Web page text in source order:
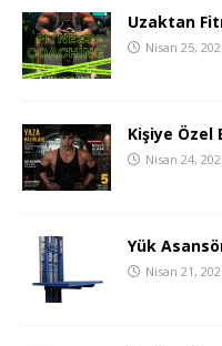
Uzaktan
Nisan 25,
Kişiye Özel
Nisan 24,
Yük
Nisan 21,